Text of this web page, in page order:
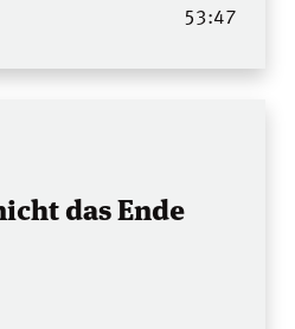
53:47
das Ende